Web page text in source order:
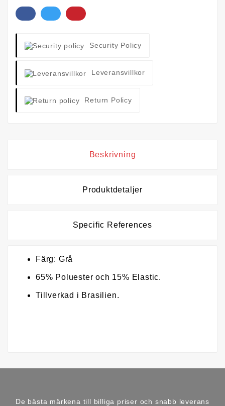
Security Policy
Leveransvillkor
Return Policy
Beskrivning
Produktdetaljer
Specific References
Färg: Grå
65% Poluester och 15% Elastic.
Tillverkad i Brasilien.
De bästa märkena till billiga priser och snabb leverans